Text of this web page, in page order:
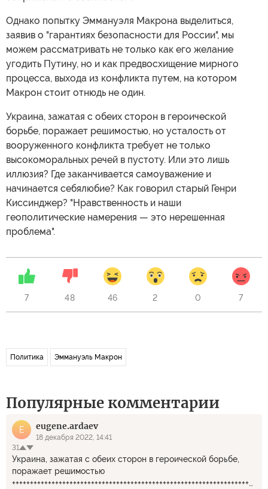
Однако попытку Эммануэля Макрона выделиться,
заявив о "гарантиях безопасности для России", мы
можем рассматривать не только как его желание
угодить Путину, но и как предвосхищение мирного
процесса, выхода из конфликта путем, на котором
Макрон стоит отнюдь не один.
Украина, зажатая с обеих сторон в героической
борьбе, поражает решимостью, но усталость от
вооруженного конфликта требует не только
высокоморальных речей в пустоту. Или это лишь
иллюзия? Где заканчивается самоуважение и
начинается себялюбие? Как говорил старый Генри
Киссинджер? "Нравственность и наши
геополитические намерения — это нерешенная
проблема".
7 48 46 2 0 7
Политика Эммануэль Макрон
Популярные комментарии
E eugene.ardaev
18 декабря 2022, 14:41
31
Украина, зажатая с обеих сторон в героической борьбе,
поражает решимостью